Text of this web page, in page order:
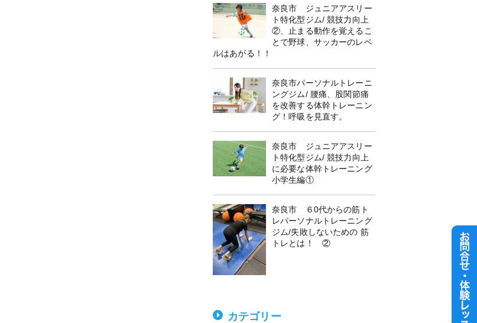
奈良市 ジュニアアスリー
ト特化型ジム/ 競技力向上
②、止まる動作を覚えるこ
とで野球、サッカーのレベ
ルはあがる！！
奈良市パーソナルトレーニ
ングジム/ 腰痛、股関節痛
を改善する体幹トレーニン
グ！呼吸を見直す。
奈良市 ジュニアアスリー
ト特化型ジム/ 競技力向上
に必要な体幹トレーニング
小学生編①
奈良市 ６0代からの筋ト
レパーソナルトレーニング
ジム/失敗しないための 筋
トレとは！ ②
カテゴリー